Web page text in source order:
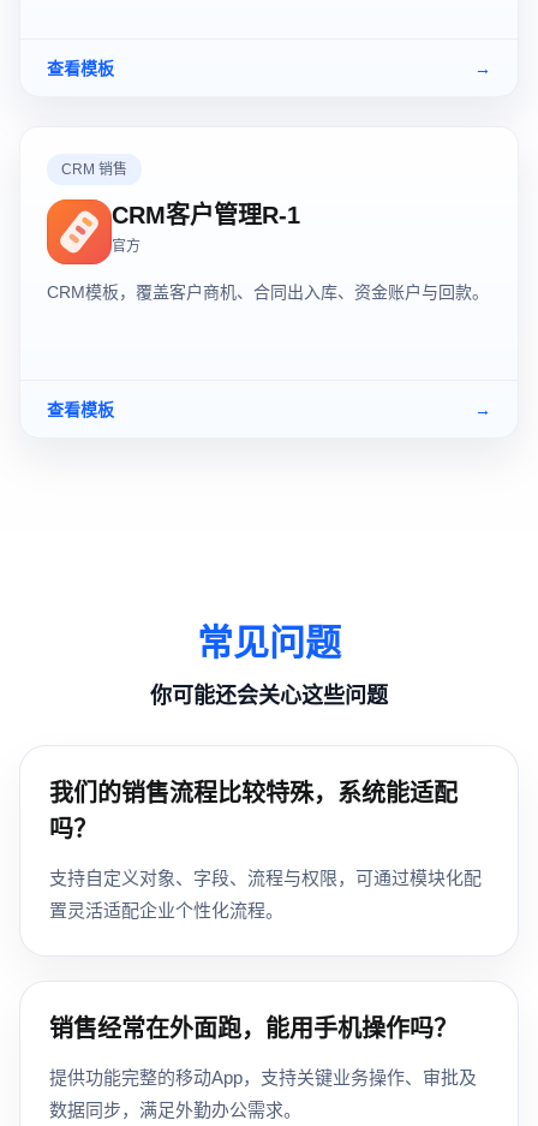
查看模板 →
CRM 销售
CRM客户管理R-1
官方
CRM模板，覆盖客户商机、合同出入库、资金账户与回款。
查看模板 →
常见问题
你可能还会关心这些问题
我们的销售流程比较特殊，系统能适配
吗？
支持自定义对象、字段、流程与权限，可通过模块化配
置灵活适配企业个性化流程。
销售经常在外面跑，能用手机操作吗？
提供功能完整的移动App，支持关键业务操作、审批及
数据同步，满足外勤办公需求。